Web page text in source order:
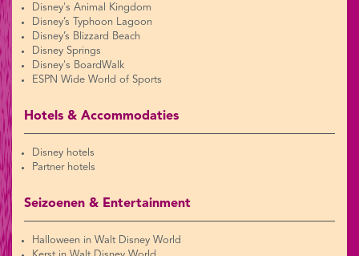
Disney's Animal Kingdom
Disney’s Typhoon Lagoon
Disney’s Blizzard Beach
Disney Springs
Disney's BoardWalk
ESPN Wide World of Sports
Hotels & Accommodaties
Disney hotels
Partner hotels
Seizoenen & Entertainment
Halloween in Walt Disney World